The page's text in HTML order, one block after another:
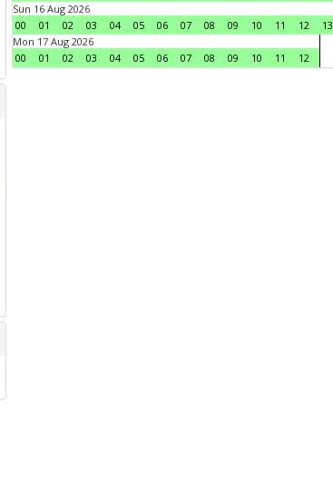
Sun 16 Aug 2026
00
01 02 03 04 05 06 07 08 09 10 11 12 13
Mon 17 Aug 2026
00
01 02 03 04 05 06 07 08 09 10 11 12